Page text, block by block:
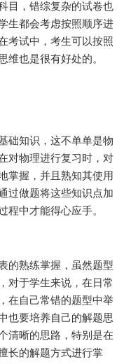
目，错综复杂的试卷也
生都会考虑按照顺序进
考试中，考生可以按照
维也是很有好处的。
础知识，这不单单是物
对物理进行复习时，对
掌握，并且熟知其使用
过做题将这些知识点加
程中才能得心应手。
的熟练掌握，虽然题型
对于学生来说，在日常
在自己常错的题型中举
也要培养自己的解题思
清晰的思路，特别是在
长的解题方式进行掌